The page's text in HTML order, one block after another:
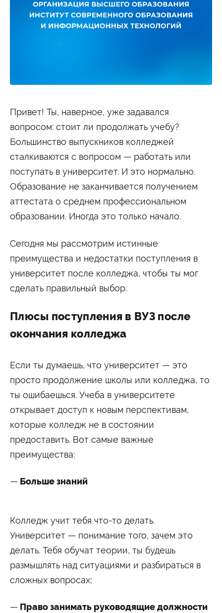
Студенту
Военно-учетный стол Миграционный учет
Библиотека
Статьи
Второе высшее
Формы обучения
Очная форма обучения
Очно-заочная форма обучения
Заочная форма обучения
Мероприятия
Дни открытых дверей
Выездные студенческие мероприятия
Университетские субботы
Контакты
Администрация
+7 (495) 795-00-11
Приёмная комиссия
+7 (495) 795-00-10
Подписаться на нас
Министерство науки и высшего образования
Министерство просвещения Российской
Федерации
Сведения об образовательной организации
Привет! Ты, наверное, уже задавался
вопросом: стоит ли продолжать учебу?
Большинство выпускников колледжей
сталкиваются с вопросом — работать или
поступать в университет. И это нормально.
Образование не заканчивается получением
аттестата о среднем профессиональном
образовании. Иногда это только начало.
Сегодня мы рассмотрим истинные
преимущества и недостатки поступления в
университет после колледжа, чтобы ты мог
сделать правильный выбор.
Плюсы поступления в ВУЗ после
окончания колледжа
Если ты думаешь, что университет — это
просто продолжение школы или колледжа, то
ты ошибаешься. Учеба в университете
открывает доступ к новым перспективам,
которые колледж не в состоянии
предоставить. Вот самые важные
преимущества:
Больше знаний
Колледж учит тебя что-то делать.
Университет — понимание того, зачем это
делать. Тебя обучат теории, ты будешь
размышлять над ситуациями и разбираться в
сложных вопросах;
Право занимать руководящие должности